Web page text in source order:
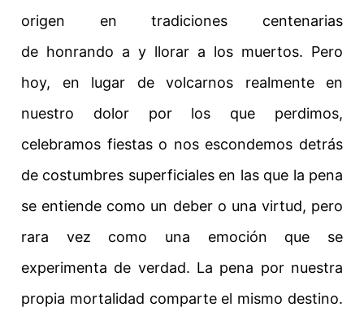
origen en tradiciones centenarias
de honrando a y llorar a los muertos. Pero
hoy, en lugar de volcarnos realmente en
nuestro dolor por los que perdimos,
celebramos fiestas o nos escondemos detrás
de costumbres superficiales en las que la pena
se entiende como un deber o una virtud, pero
rara vez como una emoción que se
experimenta de verdad. La pena por nuestra
propia mortalidad comparte el mismo destino.